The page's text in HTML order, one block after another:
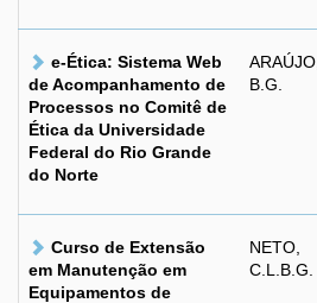
e-Ética: Sistema Web
de Acompanhamento de
Processos no Comitê de
Ética da Universidade
Federal do Rio Grande
do Norte
ARAÚJO,
B.G.
Curso de Extensão
em Manutenção em
Equipamentos de
NETO,
C.L.B.G.